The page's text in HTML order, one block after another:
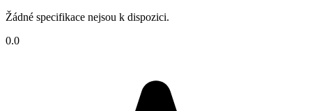
Žádné specifikace nejsou k dispozici.
0.0